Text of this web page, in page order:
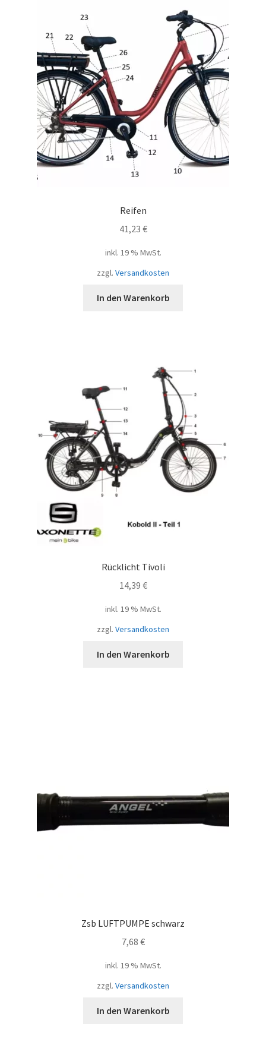
Reifen
41,23 €
inkl. 19 % MwSt.
zzgl. Versandkosten
In den Warenkorb
Rücklicht Tivoli
14,39 €
inkl. 19 % MwSt.
zzgl. Versandkosten
In den Warenkorb
Zsb LUFTPUMPE schwarz
7,68 €
inkl. 19 % MwSt.
zzgl. Versandkosten
In den Warenkorb